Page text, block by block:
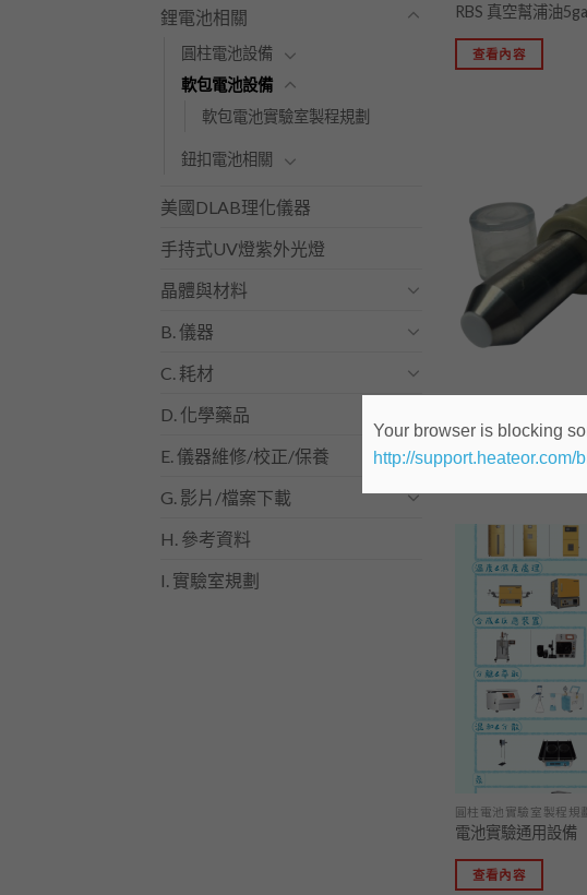
鋰電池相關
圓柱電池設備
軟包電池設備
軟包電池實驗室製程規劃
鈕扣電池相關
美國DLAB理化儀器
手持式UV燈紫外光燈
晶體與材料
B. 儀器
C. 耗材
D. 化學藥品
E. 儀器維修/校正/保養
G. 影片/檔案下載
H. 參考資料
I. 實驗室規劃
RBS 真空幫浦油
查看內容
裁刀 (鋰電池材料&
查看內容
圓柱電池實驗室製程規
電池實驗通用設備
查看內容
Your browser is blocking
http://